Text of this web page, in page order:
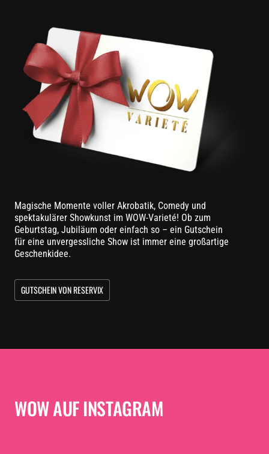
Magische Momente voller Akrobatik, Comedy und
spektakulärer Showkunst im WOW-Varieté! Ob zum
Geburtstag, Jubiläum oder einfach so – ein Gutschein
für eine unvergessliche Show ist immer eine großartige
Geschenkidee.
GUTSCHEIN VON RESERVIX
WOW AUF INSTAGRAM